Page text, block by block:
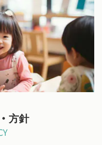
対策をしております。
テラス砂場遊びやプールで
方針